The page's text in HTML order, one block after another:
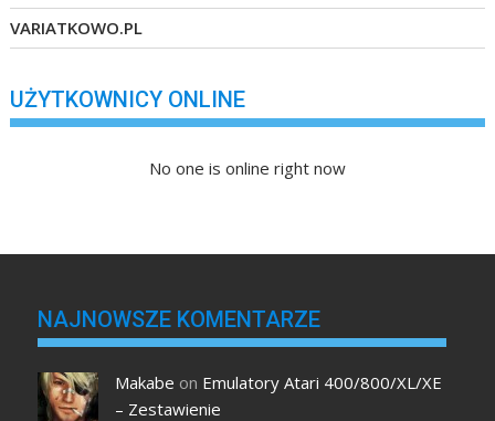
VARIATKOWO.PL
UŻYTKOWNICY ONLINE
No one is online right now
NAJNOWSZE KOMENTARZE
Makabe on Emulatory Atari 400/800/XL/XE
– Zestawienie